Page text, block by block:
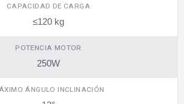
CAPACIDAD DE CARGA
≤120 kg
POTENCIA MOTOR
250W
ÁNGULO INCLINACIÓN